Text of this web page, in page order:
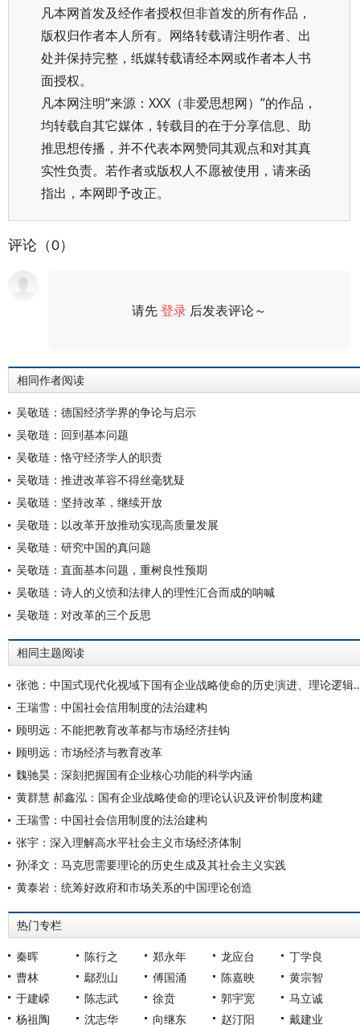
凡本网首发及经作者授权但非首发的所有作品，
版权归作者本人所有。网络转载请注明作者、出
处并保持完整，纸媒转载请经本网或作者本人书
面授权。
凡本网注明“来源：XXX（非爱思想网）”的作品，
均转载自其它媒体，转载目的在于分享信息、助
推思想传播，并不代表本网赞同其观点和对其真
实性负责。若作者或版权人不愿被使用，请来函
指出，本网即予改正。
评论（0）
请先登录 后发表评论～
相同作者阅读
吴敬琏：德国经济学界的争论与启示
吴敬琏：回到基本问题
吴敬琏：恪守经济学人的职责
吴敬琏：推进改革容不得丝毫犹疑
吴敬琏：坚持改革，继续开放
吴敬琏：以改革开放推动实现高质量发展
吴敬琏：研究中国的真问题
吴敬琏：直面基本问题，重树良性预期
吴敬琏：诗人的义愤和法律人的理性汇合而成的呐喊
吴敬琏：对改革的三个反思
相同主题阅读
张弛：中国式现代化视域下国有
王瑞雪：中国社会信用制度的法治建构
顾明远：不能把教育改革都与市场经济挂钩
顾明远：市场经济与教育改革
魏驰昊：深刻把握国有企业核心功能的科学内涵
黄群慧 郝鑫泓：国有企业战略使命的理论认识及评价制度构建
王瑞雪：中国社会信用制度的法治建构
张宇：深入理解高水平社会主义市场经济体制
孙泽文：马克思需要理论的历史生成及其社会主义实践
黄泰岩：统筹好政府和市场关系的中国理论创造
热门专栏
秦晖 陈行之 郑永年 龙应台
丁学良
曹林
鄢烈山 傅国涌 陈嘉映
黄宗智
于建嵘
陈志武 徐贲 郭宇宽
马立诚
杨祖陶
沈志华 向继东 赵汀阳 戴建业